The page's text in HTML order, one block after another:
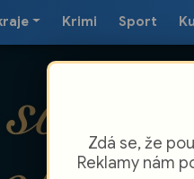
Krimi Sport
Zdá se, že
Reklamy nám